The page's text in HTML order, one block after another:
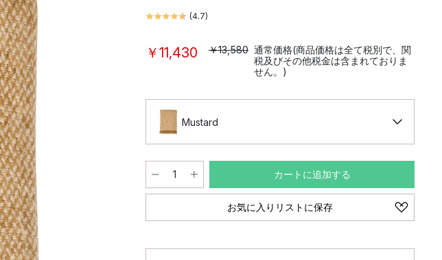
(4.7)
￥11,430 ￥13,580 通常価格(商品価格は全て税別で、関
税及びその他税金は含まれておりま
せん。)
Mustard
カートに追加する
お気に入りリストに保存